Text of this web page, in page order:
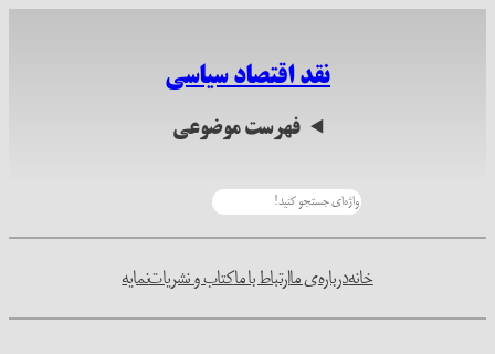
نقد اقتصاد سیاسی
فهرست موضوعی
خانهدرباره‌ی ماارتباط با ماکتاب و نشریاتنمایه